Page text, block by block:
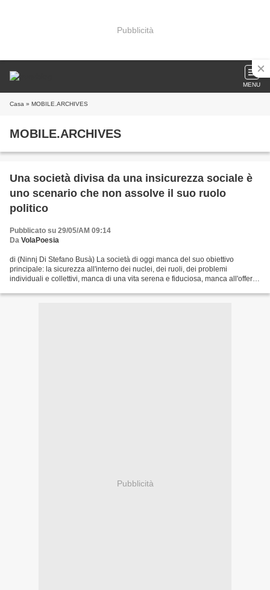
Pubblicità
MENU
Casa » MOBILE.ARCHIVES
MOBILE.ARCHIVES
Una società divisa da una insicurezza sociale è
uno scenario che non assolve il suo ruolo
politico
Pubblicato su 29/05/AM 09:14
Da VolaPoesia
di (Ninnj Di Stefano Busà) La società di oggi manca del suo obiettivo
principale: la sicurezza all'interno dei nuclei, dei ruoli, dei problemi
individuali e collettivi, manca di una vita serena e fiduciosa, manca all'offerta
Pubblicità